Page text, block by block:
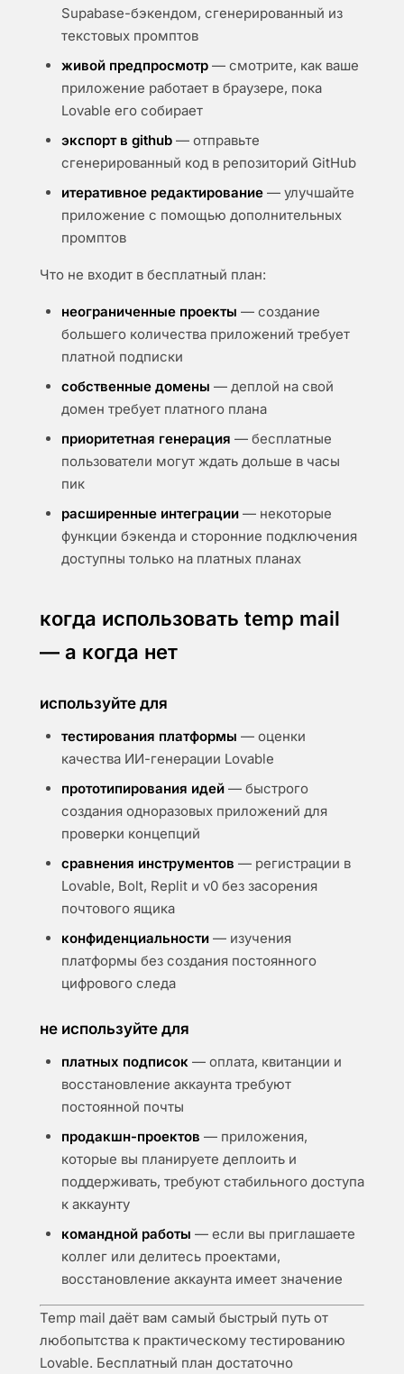
Supabase-бэкендом, сгенерированный из
текстовых промптов
живой предпросмотр — смотрите, как ваше
приложение работает в браузере, пока
Lovable его собирает
экспорт в github — отправьте
сгенерированный код в репозиторий GitHub
итеративное редактирование — улучшайте
приложение с помощью дополнительных
промптов
Что не входит в бесплатный план:
неограниченные проекты — создание
большего количества приложений требует
платной подписки
собственные домены — деплой на свой
домен требует платного плана
приоритетная генерация — бесплатные
пользователи могут ждать дольше в часы
пик
расширенные интеграции — некоторые
функции бэкенда и сторонние подключения
доступны только на платных планах
когда использовать temp mail
— а когда нет
используйте для
тестирования платформы — оценки
качества ИИ-генерации Lovable
прототипирования идей — быстрого
создания одноразовых приложений для
проверки концепций
сравнения инструментов — регистрации в
Lovable, Bolt, Replit и v0 без засорения
почтового ящика
конфиденциальности — изучения
платформы без создания постоянного
цифрового следа
не используйте для
платных подписок — оплата, квитанции и
восстановление аккаунта требуют
постоянной почты
продакшн-проектов — приложения,
которые вы планируете деплоить и
поддерживать, требуют стабильного доступа
к аккаунту
командной работы — если вы приглашаете
коллег или делитесь проектами,
восстановление аккаунта имеет значение
Temp mail даёт вам самый быстрый путь от
любопытства к практическому тестированию
Lovable. Бесплатный план достаточно